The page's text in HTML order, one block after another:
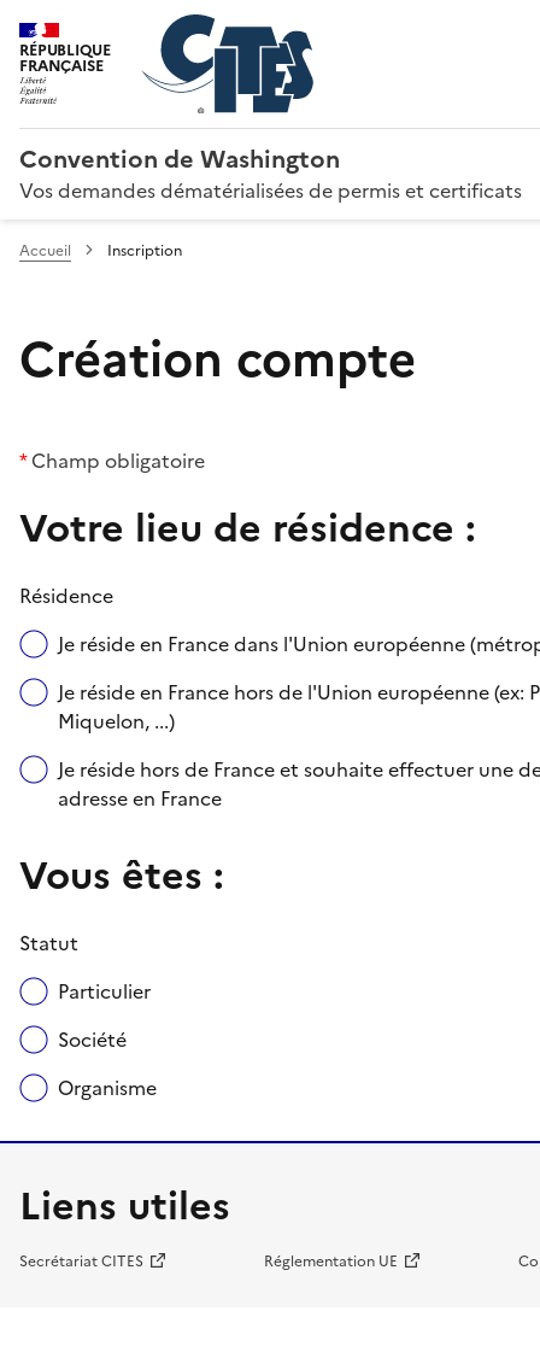
RÉPUBLIQUE
FRANÇAISE
Convention de Washington
Vos demandes dématérialisées de permis et certificats
Accueil Inscription
Création compte
*Champ obligatoire
Votre lieu de résidence :
Résidence
Je réside en France dans l'Union européenne
Je réside en France hors de l'Union européenne
Miquelon, ...)
Je réside hors de France et souhaite effectuer une
adresse en France
Vous êtes :
Statut
Particulier
Société
Organisme
Liens utiles
Secrétariat CITES Réglementation UE